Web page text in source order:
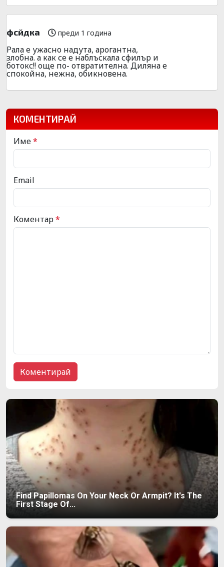
фсйдка преди 1 година
Рала е ужасно надута, арогантна,
злобна. а как се е наблъскала сфилър и
ботокс!! още по- отвратителна. Диляна е
спокойна, нежна, обикновена.
КОМЕНТИРАЙ
Име*
Email
Коментар*
Find Papillomas On Your Neck Or Armpit? It's The
First Stage Of...